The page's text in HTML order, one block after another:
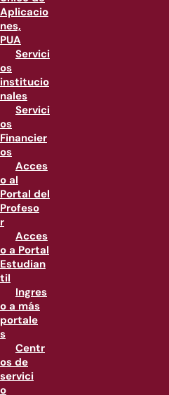
Aplicacio
nes,
PUA
Servici
os
institucio
nales
Servici
os
Financier
os
Acces
o al
Portal del
Profeso
r
Acces
o a Portal
Estudian
til
Ingres
o a más
portale
s
Centr
os de
servici
o